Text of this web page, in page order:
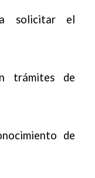
solicitar el
trámites de
de